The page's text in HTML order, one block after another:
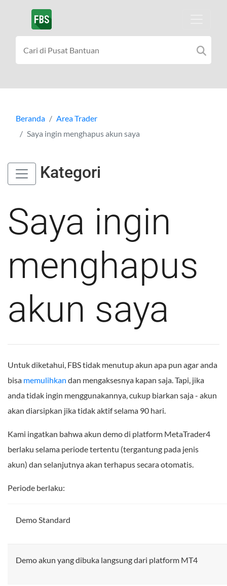
Beranda
Area Trader
Saya ingin menghapus akun saya
Kategori
Saya ingin
menghapus
akun saya
Untuk diketahui, FBS tidak menutup akun apa pun agar anda
bisa memulihkan dan mengaksesnya kapan saja. Tapi, jika
anda tidak ingin menggunakannya, cukup biarkan saja - akun
akan diarsipkan jika tidak aktif selama 90 hari.
Kami ingatkan bahwa akun demo di platform MetaTrader4
berlaku selama periode tertentu (tergantung pada jenis
akun) dan selanjutnya akan terhapus secara otomatis.
Periode berlaku:
Demo Standard
Demo akun yang dibuka langsung dari platform MT4